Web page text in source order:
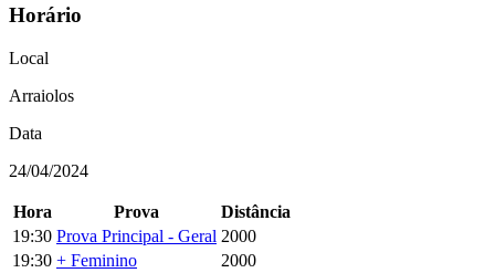
Horário
Local
Arraiolos
Data
24/04/2024
Hora Prova
Distância
19:30 Prova Principal - Geral 2000
19:30 + Feminino
2000